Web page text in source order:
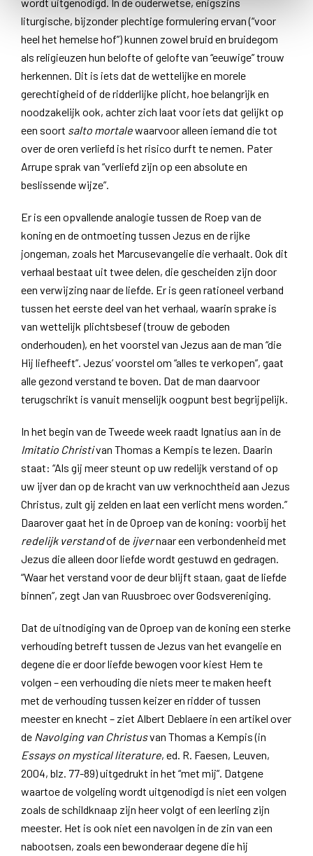
liturgische, bijzonder plechtige formulering ervan (“voor
heel het hemelse hof”) kunnen zowel bruid en bruidegom
als religieuzen hun belofte of gelofte van “eeuwige” trouw
herkennen. Dit is iets dat de wettelijke en morele
gerechtigheid of de ridderlijke plicht, hoe belangrijk en
noodzakelijk ook, achter zich laat voor iets dat gelijkt op
een soort salto mortalewaarvoor alleen iemand die tot
over de oren verliefd is het risico durft te nemen. Pater
Arrupe sprak van “verliefd zijn op een absolute en
beslissende wijze”.
Er is een opvallende analogie tussen de Roep van de
koning en de ontmoeting tussen Jezus en de rijke
jongeman, zoals het Marcusevangelie die verhaalt. Ook dit
verhaal bestaat uit twee delen, die gescheiden zijn door
een verwijzing naar de liefde. Er is geen rationeel verband
tussen het eerste deel van het verhaal, waarin sprake is
van wettelijk plichtsbesef (trouw de geboden
onderhouden), en het voorstel van Jezus aan de man “die
Hij liefheeft”. Jezus’ voorstel om “alles te verkopen”, gaat
alle gezond verstand te boven. Dat de man daarvoor
terugschrikt is vanuit menselijk oogpunt best begrijpelijk.
In het begin van de Tweede week raadt Ignatius aan in de
Imitatio Christivan Thomas a Kempis te lezen. Daarin
staat: “Als gij meer steunt op uw redelijk verstand of op
uw ijver dan op de kracht van uw verknochtheid aan Jezus
Christus, zult gij zelden en laat een verlicht mens worden.”
Daarover gaat het in de Oproep van de koning: voorbij het
redelijk verstandof de ijvernaar een verbondenheid met
Jezus die alleen door liefde wordt gestuwd en gedragen.
“Waar het verstand voor de deur blijft staan, gaat de liefde
binnen”, zegt Jan van Ruusbroec over Godsvereniging.
Dat de uitnodiging van de Oproep van de koning een sterke
verhouding betreft tussen de Jezus van het evangelie en
degene die er door liefde bewogen voor kiest Hem te
volgen – een verhouding die niets meer te maken heeft
met de verhouding tussen keizer en ridder of tussen
meester en knecht – ziet Albert Deblaere in een artikel over
de Navolging van Christusvan Thomas a Kempis (in
Essays on mystical literature, ed. R. Faesen, Leuven,
2004, blz. 77-89) uitgedrukt in het “met mij”. Datgene
waartoe de volgeling wordt uitgenodigd is niet een volgen
zoals de schildknaap zijn heer volgt of een leerling zijn
meester. Het is ook niet een navolgen in de zin van een
nabootsen, zoals een bewonderaar degene die hij